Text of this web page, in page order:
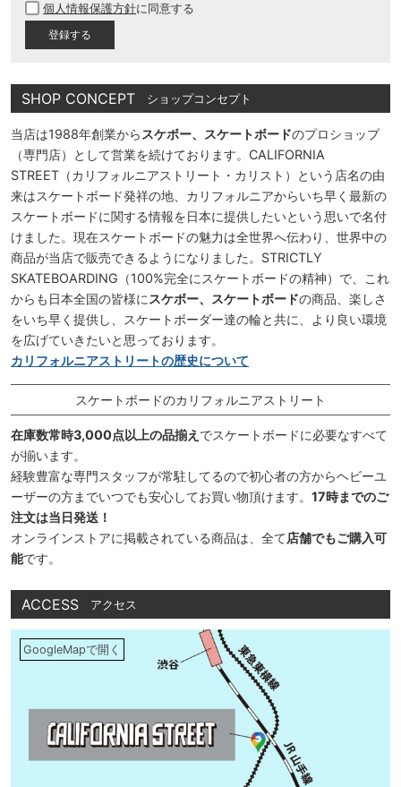
須
個人情報保護方針に同意する
SHOP CONCEPT ショップコンセプト
当店は1988年創業から スケボー、スケートボードのプロショップ
（専門店）として営業を続けております。CALIFORNIA
STREET（カリフォルニアストリート・カリスト）という店名の由
来はスケートボード発祥の地、カリフォルニアからいち早く最新の
スケートボードに関する情報を日本に提供したいという思いで名付
けました。現在スケートボードの魅力は全世界へ伝わり、世界中の
商品が当店で販売できるようになりました。STRICTLY
SKATEBOARDING（100%完全にスケートボードの精神）で、これ
からも日本全国の皆様に スケボー、スケートボードの商品、楽しさ
をいち早く提供し、スケートボーダー達の輪と共に、より良い環境
を広げていきたいと思っております。
カリフォルニアストリートの歴史について
スケートボードのカリフォルニアストリート
在庫数常時3,000点以上の品揃え でスケートボードに必要なすべて
が揃います。
経験豊富な専門スタッフが常駐してるので初心者の方からヘビーユ
ーザーの方までいつでも安心してお買い物頂けます。 17時までのご
注文は当日発送！
オンラインストアに掲載されている商品は、全て店舗でもご購入可
能です。
ACCESS アクセス
GoogleMapで開く